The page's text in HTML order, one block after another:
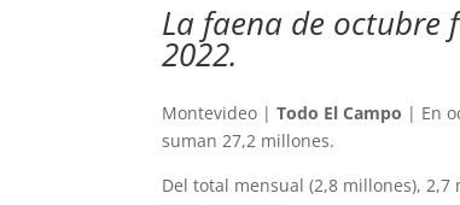
La faena de octubre
2022.
Montevideo |Todo El Campo | En
suman 27,2 millones.
Del total mensual (2,8 millones),